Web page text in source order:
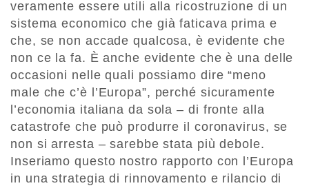
veramente essere utili alla ricostruzione di un
sistema economico che già faticava prima e
che, se non accade qualcosa, è evidente che
non ce la fa. È anche evidente che è una delle
occasioni nelle quali possiamo dire “meno
male che c’è l’Europa”, perché sicuramente
l’economia italiana da sola – di fronte alla
catastrofe che può produrre il coronavirus, se
non si arresta – sarebbe stata più debole.
Inseriamo questo nostro rapporto con l’Europa
in una strategia di rinnovamento e rilancio di